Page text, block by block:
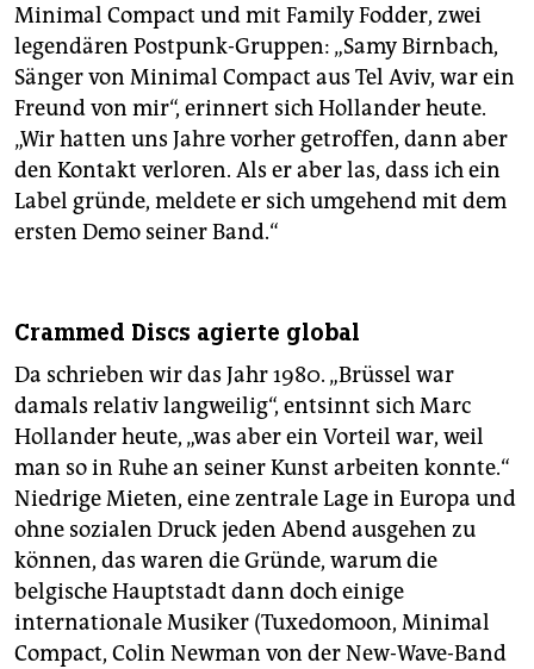
Minimal Compact und mit Family Fodder, zwei
legendären Postpunk-Gruppen: „Samy Birnbach,
Sänger von Minimal Compact aus Tel Aviv, war ein
Freund von mir“, erinnert sich Hollander heute.
„Wir hatten uns Jahre vorher getroffen, dann aber
den Kontakt verloren. Als er aber las, dass ich ein
Label gründe, meldete er sich umgehend mit dem
ersten Demo seiner Band.“
Crammed Discs agierte global
Da schrieben wir das Jahr 1980. „Brüssel war
damals relativ langweilig“, entsinnt sich Marc
Hollander heute, „was aber ein Vorteil war, weil
man so in Ruhe an seiner Kunst arbeiten konnte.“
Niedrige Mieten, eine zentrale Lage in Europa und
ohne sozialen Druck jeden Abend ausgehen zu
können, das waren die Gründe, warum die
belgische Hauptstadt dann doch einige
internationale Musiker (Tuxedomoon, Minimal
Compact, Colin Newman von der New-Wave-Band